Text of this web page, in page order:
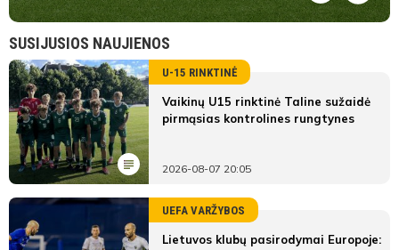
SUSIJUSIOS NAUJIENOS
U-15 RINKTINĖ
Vaikinų U15 rinktinė Taline sužaidė
pirmąsias kontrolines rungtynes
2026-08-07 20:05
UEFA VARŽYBOS
Lietuvos klubų pasirodymai Europoje: